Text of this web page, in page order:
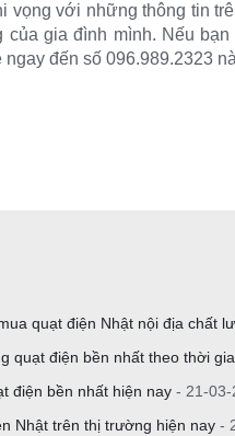
vọng với những thông tin
của gia đình mình. Nếu
ngay đến số 096.989.2323
quạt điện Nhật nội địa chất
quạt điện bền nhất theo thời
điện bền nhất hiện nay - 21-03-
Nhật trên thị trường hiện nay -